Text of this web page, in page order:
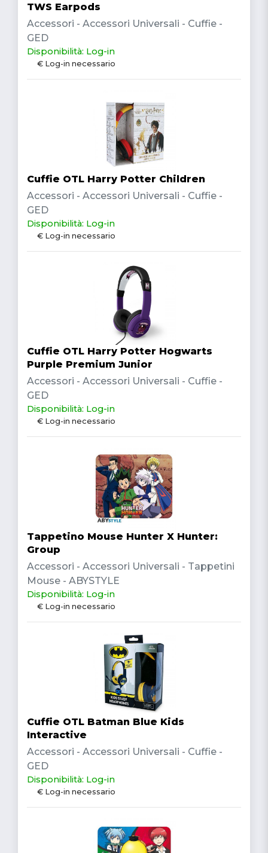
TWS Earpods
Accessori - Accessori Universali - Cuffie -
GED
Disponibilità: Log-in
€ Log-in necessario
Cuffie OTL Harry Potter Children
Accessori - Accessori Universali - Cuffie -
GED
Disponibilità: Log-in
€ Log-in necessario
Cuffie OTL Harry Potter Hogwarts
Purple Premium Junior
Accessori - Accessori Universali - Cuffie -
GED
Disponibilità: Log-in
€ Log-in necessario
Tappetino Mouse Hunter X Hunter:
Group
Accessori - Accessori Universali - Tappetini
Mouse - ABYSTYLE
Disponibilità: Log-in
€ Log-in necessario
Cuffie OTL Batman Blue Kids
Interactive
Accessori - Accessori Universali - Cuffie -
GED
Disponibilità: Log-in
€ Log-in necessario